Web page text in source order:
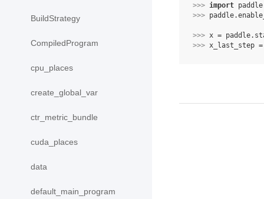
BuildStrategy
CompiledProgram
cpu_places
create_global_var
ctr_metric_bundle
cuda_places
data
default_main_program
>>> import paddle
>>> paddle.
>>> x = paddle.
>>> x_last_step =